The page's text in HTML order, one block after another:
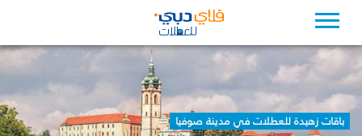
باقات زهيدة للعطلات في مدينة صوفيا